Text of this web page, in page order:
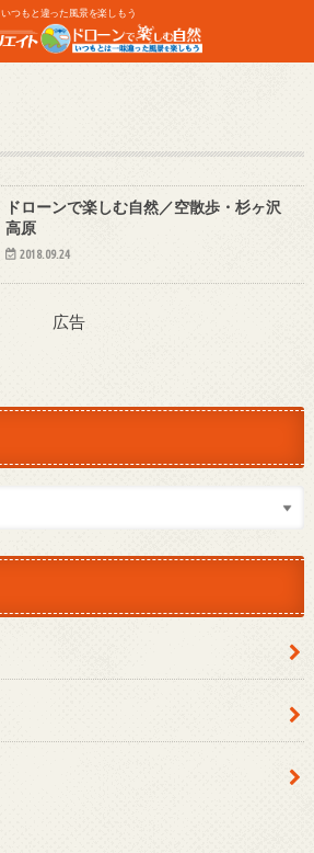
いつもと違った風景を楽しもう
ドローンで楽しむ自然／空散歩・杉ヶ沢
高原
2018.09.24
広告